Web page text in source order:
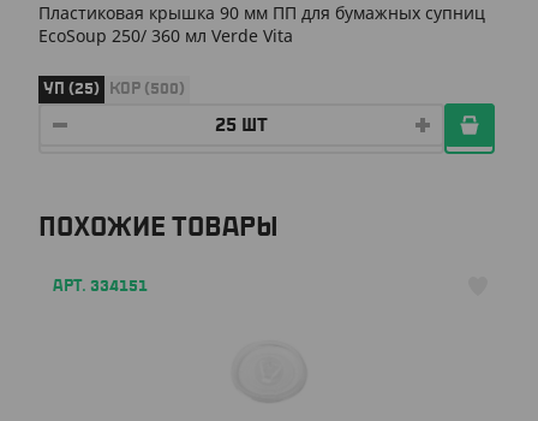
Пластиковая крышка 90 мм ПП для бумажных супниц
EcoSoup 250/ 360 мл Verde Vita
УП (25) КОР (500)
ПОХОЖИЕ ТОВАРЫ
АРТ. 334151